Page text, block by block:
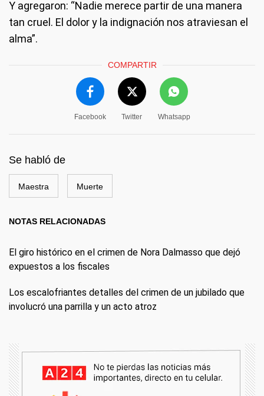
Y agregaron: “Nadie merece partir de una manera
tan cruel. El dolor y la indignación nos atraviesan el
alma”.
COMPARTIR
Facebook Twitter Whatsapp
Se habló de
Maestra Muerte
NOTAS RELACIONADAS
El giro histórico en el crimen de Nora Dalmasso que dejó
expuestos a los fiscales
Los escalofriantes detalles del crimen de un jubilado que
involucró una parrilla y un acto atroz